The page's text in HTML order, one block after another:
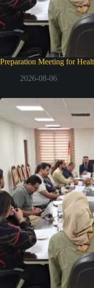
Preparation Meeting for
2026-08-06